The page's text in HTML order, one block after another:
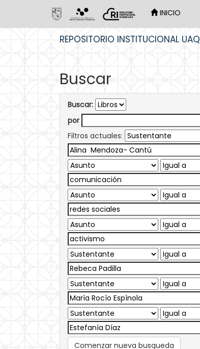
INICIO
REPOSITORIO INSTITUCIONAL UAQ
Buscar
Buscar:
por
Filtros actuales:
Comenzar nueva busqueda